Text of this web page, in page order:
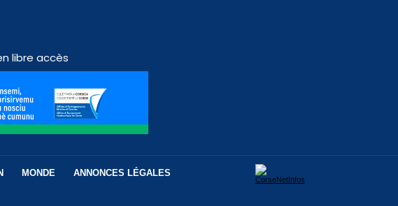
libre accès
MONDE ANNONCES LÉGALES